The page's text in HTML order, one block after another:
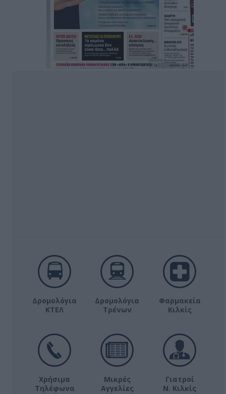
Δρομολόγια
ΚΤΕΛ
Δρομολόγια
Τρένων
Φαρμακεία
Κιλκίς
Χρήσιμα
Τηλέφωνα
Μικρές
Αγγελίες
Γιατροί
Ν. Κιλκίς